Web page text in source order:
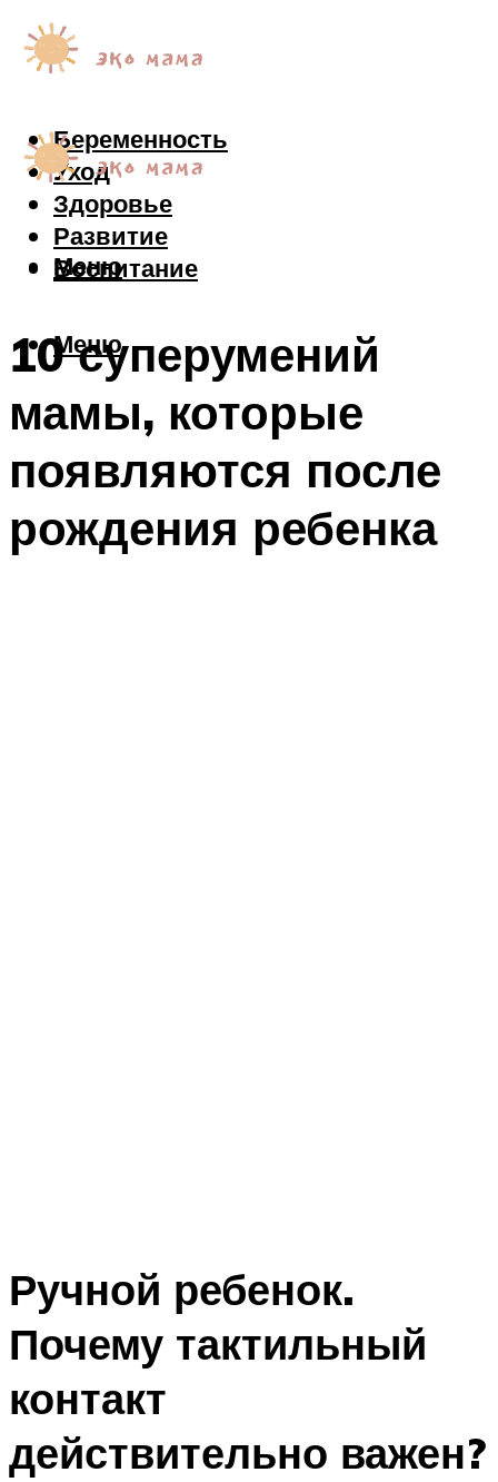
Беременность
Уход
Здоровье
Развитие
Воспитание
Меню
Меню
10 суперумений
мамы, которые
появляются после
рождения ребенка
Ручной ребенок.
Почему тактильный
контакт
действительно важен?